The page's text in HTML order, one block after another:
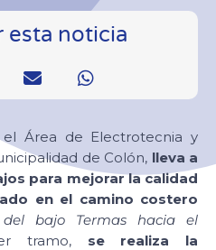
esta noticia
Área de Electrotecnia y
de Colón, lleva a
para mejorar la calidad
en el camino costero
bajo Termas hacia el
tramo, se realiza la